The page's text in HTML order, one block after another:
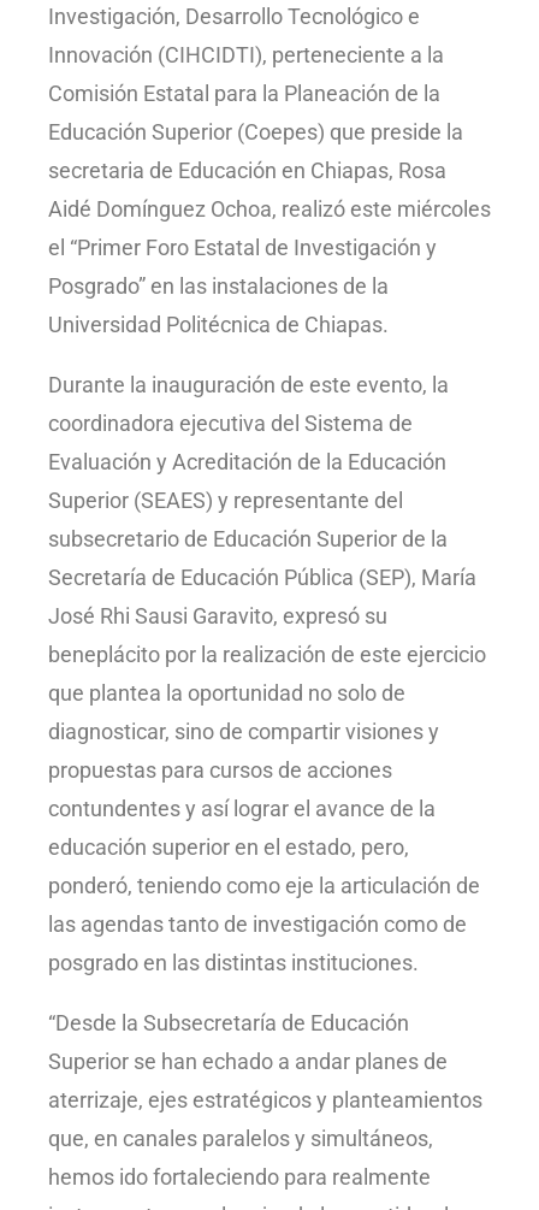
Investigación, Desarrollo Tecnológico e
Innovación (CIHCIDTI), perteneciente a la
Comisión Estatal para la Planeación de la
Educación Superior (Coepes) que preside la
secretaria de Educación en Chiapas, Rosa
Aidé Domínguez Ochoa, realizó este miércoles
el “Primer Foro Estatal de Investigación y
Posgrado” en las instalaciones de la
Universidad Politécnica de Chiapas.
Durante la inauguración de este evento, la
coordinadora ejecutiva del Sistema de
Evaluación y Acreditación de la Educación
Superior (SEAES) y representante del
subsecretario de Educación Superior de la
Secretaría de Educación Pública (SEP), María
José Rhi Sausi Garavito, expresó su
beneplácito por la realización de este ejercicio
que plantea la oportunidad no solo de
diagnosticar, sino de compartir visiones y
propuestas para cursos de acciones
contundentes y así lograr el avance de la
educación superior en el estado, pero,
ponderó, teniendo como eje la articulación de
las agendas tanto de investigación como de
posgrado en las distintas instituciones.
“Desde la Subsecretaría de Educación
Superior se han echado a andar planes de
aterrizaje, ejes estratégicos y planteamientos
que, en canales paralelos y simultáneos,
hemos ido fortaleciendo para realmente